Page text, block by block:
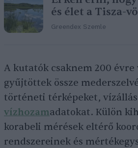
és élet a Tisza-
Greendex Szemle
A kutatók csaknem 200 évre
gyűjtöttek össze
történeti térképeket,
vízhozamadatokat. Külön
korabeli mérések eltérő
rendszereinek és